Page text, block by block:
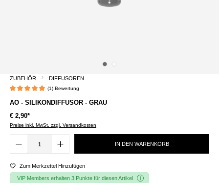
ZUBEHÖR DIFFUSOREN
(1) Bewertung
AO - SILIKONDIFFUSOR - GRAU
€ 2,90*
Preise inkl. MwSt. zzgl. Versandkosten
IN DEN WARENKORB
Zum Merkzettel Hinzufügen
VIP Members erhalten 3 Punkte für diesen Artikel